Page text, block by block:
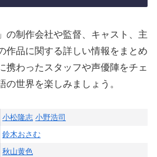
の制作会社や監督、キャスト、主
作品に関する詳しい情報をまとめ
携わったスタッフや声優陣をチェ
の世界を楽しみましょう。
小松隆志 小野浩司
鈴木おさむ
秋山黄色